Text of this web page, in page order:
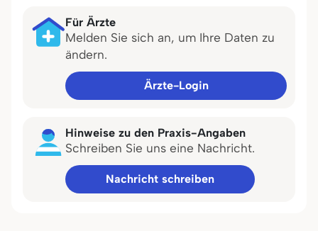
Für Ärzte
Melden Sie sich an, um Ihre Daten zu
ändern.
Ärzte-Login
Hinweise zu den Praxis-Angaben
Schreiben Sie uns eine Nachricht.
Nachricht schreiben